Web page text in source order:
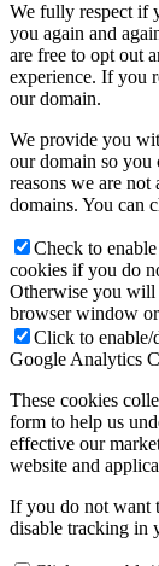
We fully respect if
you again and
are free to opt out
experience. If you
our domain.
We provide you
our domain so you
reasons we are
domains. You can
Check to
cookies if you do
Otherwise you will
browser window
Click to enable/
Google Analytics
These cookies
form to help us
effective our
website and
If you do not want
disable tracking in